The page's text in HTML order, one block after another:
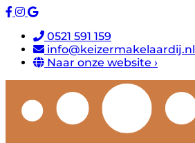
0521 591 159
info@keizermakelaardij.nl
Naar onze website ›